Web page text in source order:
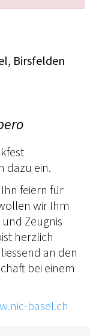
Birsfelden
dazu ein.
feiern für
wir Ihm
Zeugnis
herzlich
an den
bei einem
basel.ch